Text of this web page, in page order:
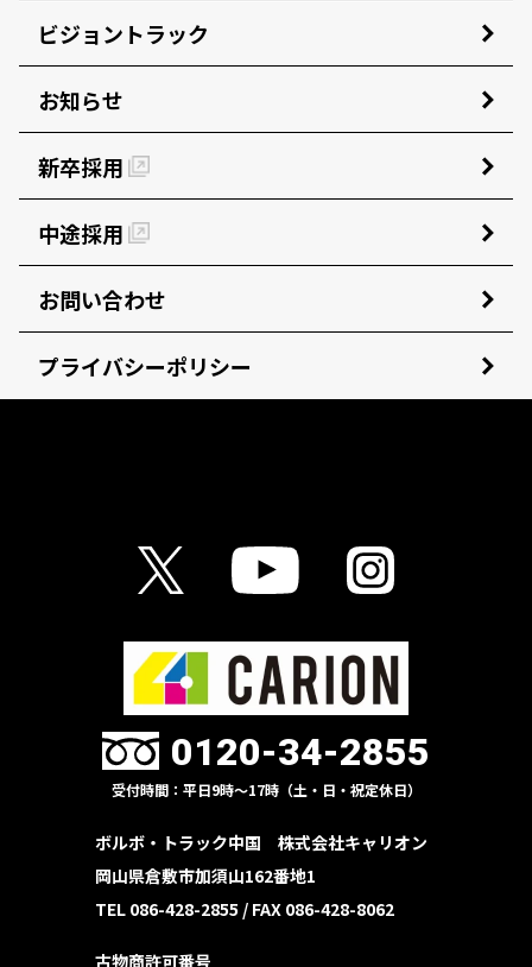
ビジョントラック
お知らせ
新卒採用
中途採用
お問い合わせ
プライバシーポリシー
0120-34-2855
受付時間：平日9時〜17時（土・日・祝定休日）
ボルボ・トラック中国 株式会社キャリオン
岡山県倉敷市加須山162番地1
TEL 086-428-2855 / FAX 086-428-8062
古物商許可番号